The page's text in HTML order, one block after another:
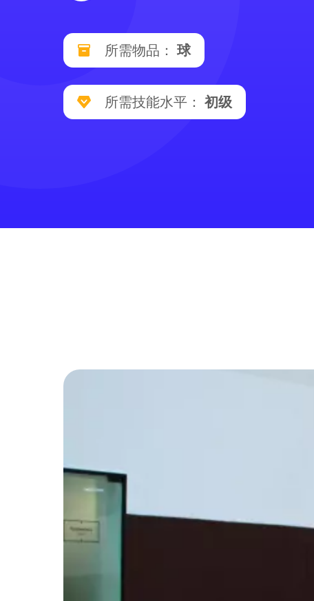
所需物品： 球
所需技能水平： 初级